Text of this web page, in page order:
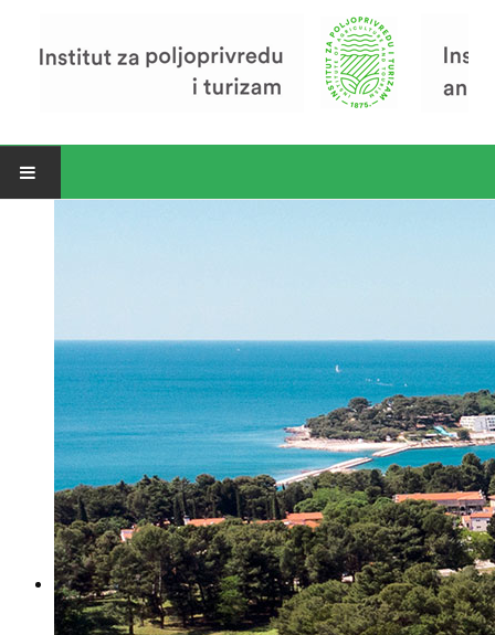
Zavod za poljoprivredu i prehranu
Zavod za ekonomiku i razvoj poljoprivrede
Zavod za turizam
Pokusno poljoprivredno imanje
Zaposlenici
Euraxess
Misija i vizija
Upravno Vijeće
Rad Upravnog vijeća
Znanstveno Vijeće
Rad Znanstvenog vijeća
Etičko povjerenstvo